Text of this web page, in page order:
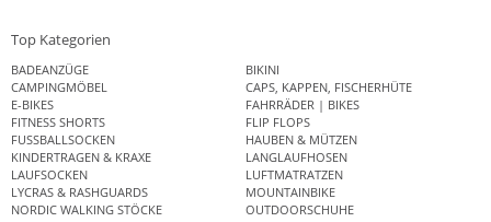
Top Kategorien
BADEANZÜGE
BIKINI
CAMPINGMÖBEL
CAPS, KAPPEN, FISCHERHÜTE
E-BIKES
FAHRRÄDER | BIKES
FITNESS SHORTS
FLIP FLOPS
FUSSBALLSOCKEN
HAUBEN & MÜTZEN
KINDERTRAGEN & KRAXE
LANGLAUFHOSEN
LAUFSOCKEN
LUFTMATRATZEN
LYCRAS & RASHGUARDS
MOUNTAINBIKE
NORDIC WALKING STÖCKE
OUTDOORSCHUHE